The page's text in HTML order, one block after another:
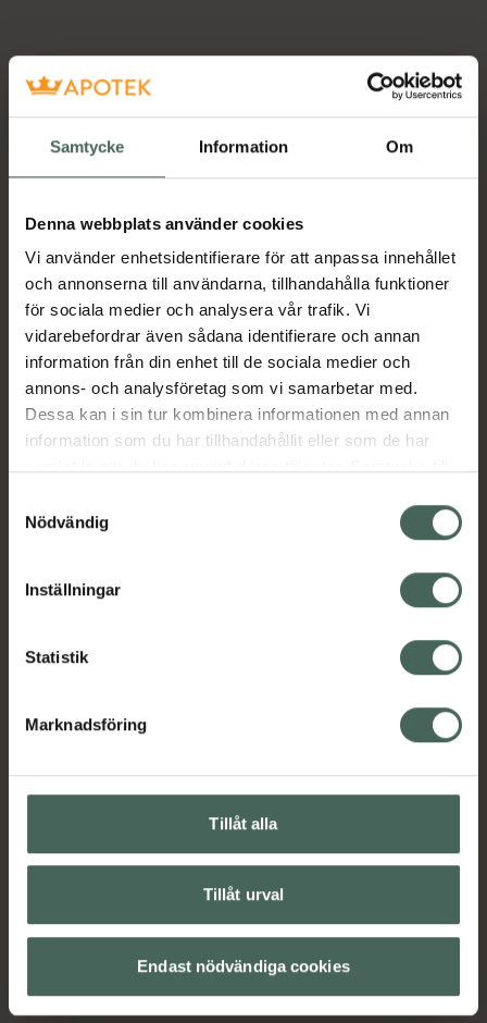
Samtycke Information Om
Denna webbplats använder cookies
Vi använder enhetsidentifierare för att anpassa innehållet
och annonserna till användarna, tillhandahålla funktioner
för sociala medier och analysera vår trafik. Vi
vidarebefordrar även sådana identifierare och annan
information från din enhet till de sociala medier och
annons- och analysföretag som vi samarbetar med.
Dessa kan i sin tur kombinera informationen med annan
information som du har tillhandahållit eller som de har
återkalla ditt samtycke via webbplatsens
cookieinställningar. Ett återkallat samtycke påverkar inte
lagligheten av behandling som skett innan återkallelsen.
Nödvändig
Inställningar
Statistik
Marknadsföring
Tillåt alla
Tillåt urval
Endast nödvändiga cookies